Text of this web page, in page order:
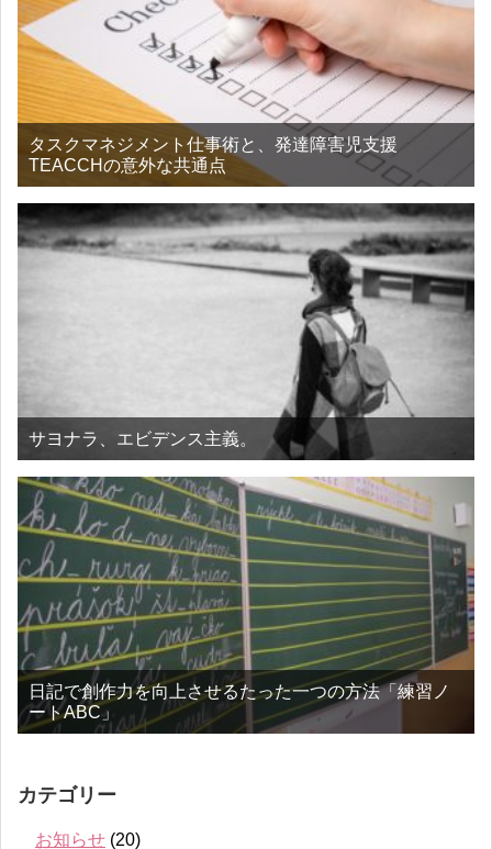
タスクマネジメント仕事術と、発達障害児支援
TEACCHの意外な共通点
サヨナラ、エビデンス主義。
日記で創作力を向上させるたった一つの方法「練習ノ
ートABC」
カテゴリー
お知らせ (20)